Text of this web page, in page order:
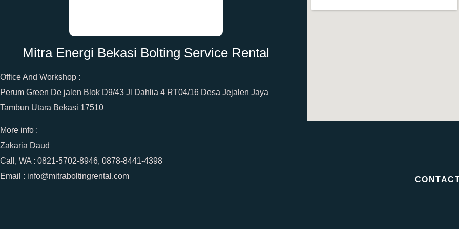
Mitra Energi Bekasi Bolting Service Rental
Office And Workshop :
Perum Green De jalen Blok D9/43 Jl Dahlia 4 RT04/16 Desa Jejalen Jaya
Tambun Utara Bekasi 17510
More info :
Zakaria Daud
Call, WA : 0821-5702-8946, 0878-8441-4398
Email : info@mitraboltingrental.com